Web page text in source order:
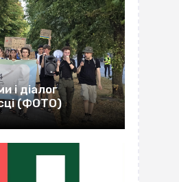
і діалог
(ФОТО)